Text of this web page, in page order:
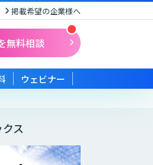
掲載希望の企業様へ
無料相談
ウェビナー
ス